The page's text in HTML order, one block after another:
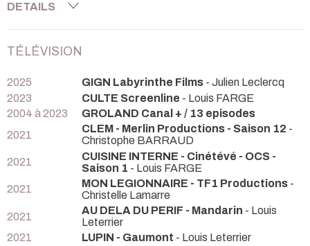
DETAILS
TÉLÉVISION
2025 GIGN Labyrinthe Films - Julien Leclercq
2023
CULTE Screenline - Louis FARGE
2004 à 2023
GROLAND Canal + / 13 episodes
2021
CLEM - Merlin Productions - Saison 12 -
Christophe BARRAUD
2021
CUISINE INTERNE - Cinétévé - OCS -
Saison 1 - Louis FARGE
2021
MON LEGIONNAIRE - TF1 Productions -
Christelle Lamarre
2021
AU DELA DU PERIF - Mandarin - Louis
Leterrier
2021
LUPIN - Gaumont - Louis Leterrier